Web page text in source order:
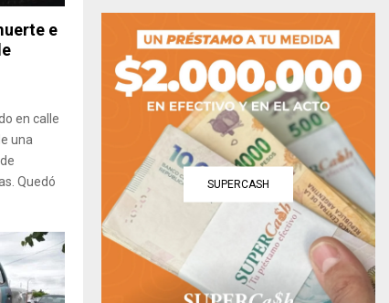
e
en calle
una
Quedó
SUPERCASH